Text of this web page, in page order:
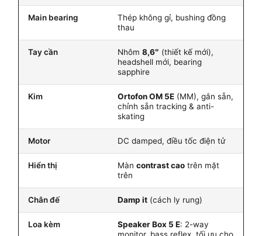
Main bearing
Thép không gỉ, bushing đồng
thau
Tay cần Nhôm 8,6″ (thiết kế mới),
headshell mới, bearing
sapphire
Kim Ortofon OM 5E (MM), gắn sẵn,
chỉnh sẵn tracking & anti-
skating
Motor DC damped, điều tốc điện tử
Hiển thị Màn contrast cao trên mặt
trên
Chân đế Damp it (cách ly rung)
Loa kèm Speaker Box 5 E: 2-way
monitor, bass reflex, tối ưu cho